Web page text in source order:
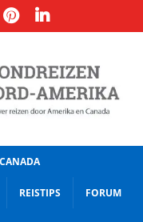
CANADA
REISTIPS FORUM